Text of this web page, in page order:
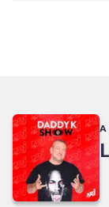
A